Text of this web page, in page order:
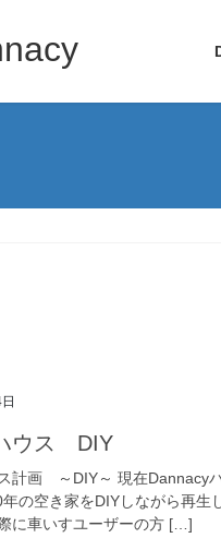
ウス DIY
計画 ～DIY～ 現在Dannacy
年の空き家をDIYしながら
に車いすユーザーの方 […]